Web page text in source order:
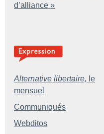
d’alliance »
Alternative libertaire, le
mensuel
Communiqués
Webditos